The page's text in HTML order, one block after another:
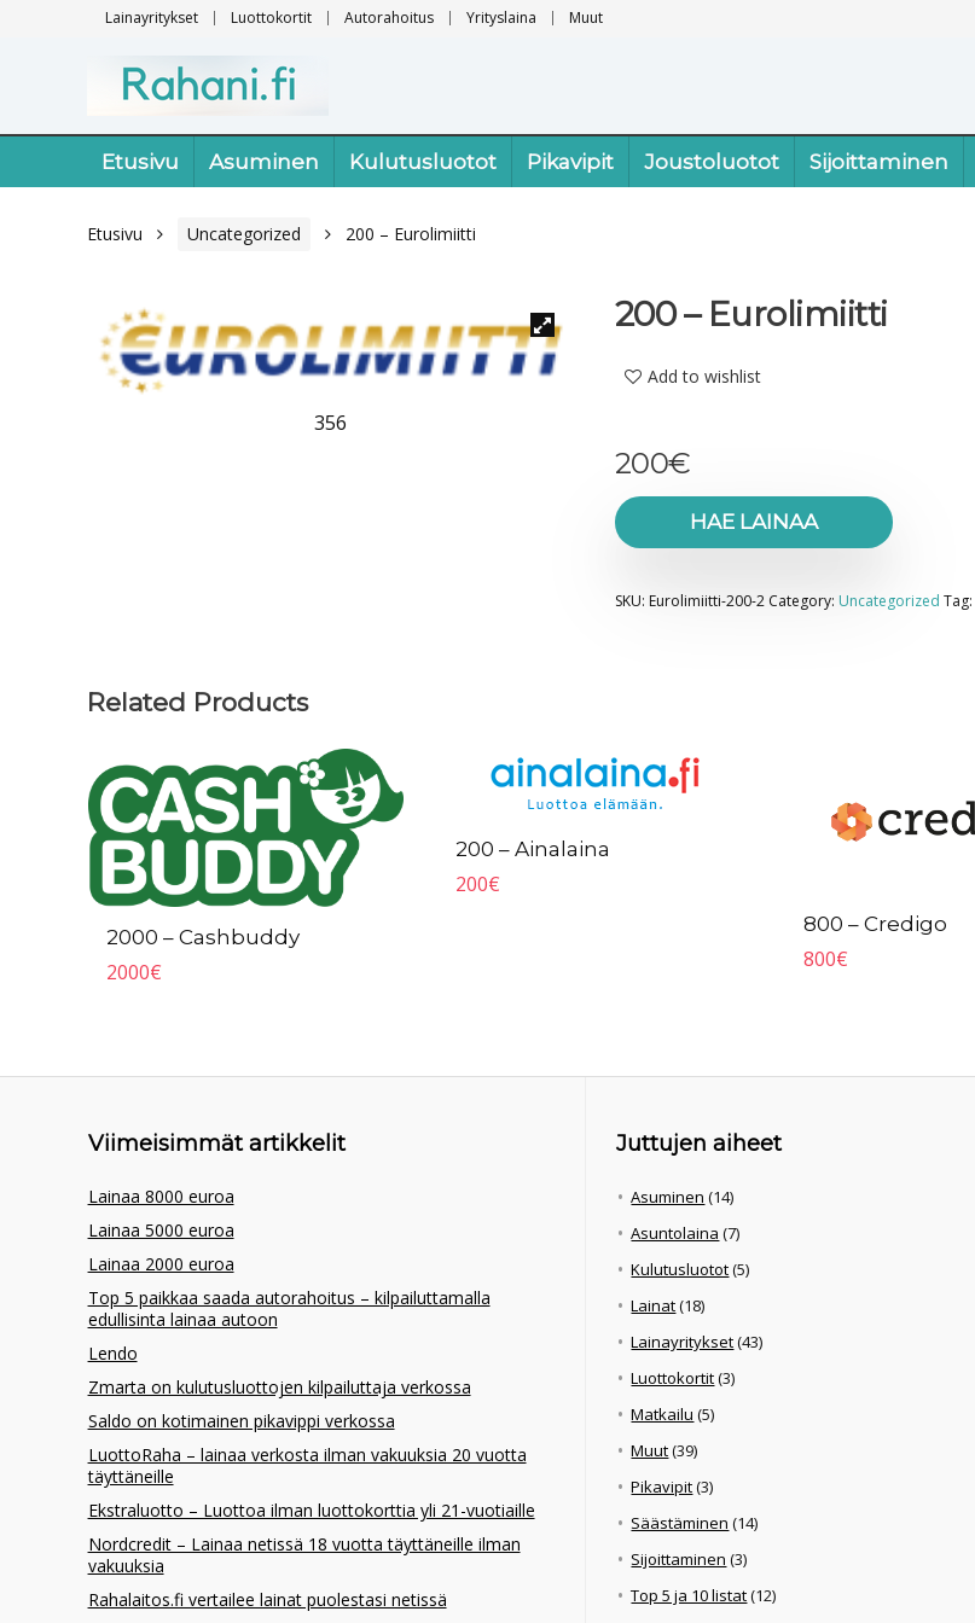
Lainayritykset Luottokortit Autorahoitus Yrityslaina Muut
Etusivu Asuminen Kulutusluotot Pikavipit Joustoluotot Sijoittaminen
Etusivu Uncategorized 200 – Eurolimiitti
356
200 – Eurolimiitti
Add to wishlist
200€
HAE LAINAA
SKU: Eurolimiitti-200-2 Category: Uncategorized Tag:
Related Products
2000 – Cashbuddy
2000€
200 – Ainalaina
200€
800 – Credigo
800€
Viimeisimmät artikkelit
Lainaa 8000 euroa
Lainaa 5000 euroa
Lainaa 2000 euroa
Top 5 paikkaa saada autorahoitus – kilpailuttamalla
edullisinta lainaa autoon
Lendo
Zmarta on kulutusluottojen kilpailuttaja verkossa
Saldo on kotimainen pikavippi verkossa
LuottoRaha – lainaa verkosta ilman vakuuksia 20 vuotta
täyttäneille
Ekstraluotto – Luottoa ilman luottokorttia yli 21-vuotiaille
Nordcredit – Lainaa netissä 18 vuotta täyttäneille ilman
vakuuksia
Rahalaitos.fi vertailee lainat puolestasi netissä
Juttujen aiheet
Asuminen (14)
Asuntolaina (7)
Kulutusluotot(5)
Lainat(18)
Lainayritykset(43)
Luottokortit(3)
Matkailu (5)
Muut(39)
Pikavipit(3)
Säästäminen (14)
Sijoittaminen (3)
Top 5 ja 10 listat(12)